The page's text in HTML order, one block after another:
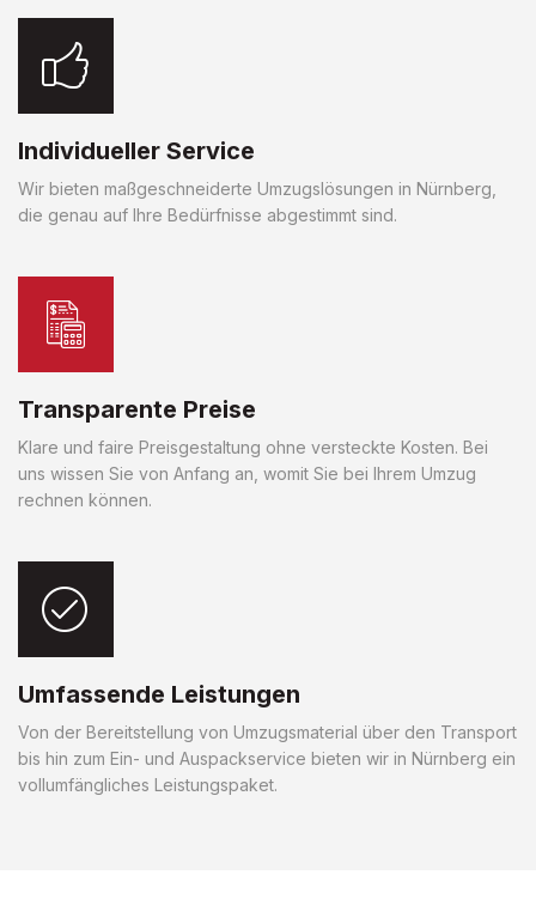
Individueller Service
Wir bieten maßgeschneiderte Umzugslösungen in Nürnberg,
die genau auf Ihre Bedürfnisse abgestimmt sind.
Transparente Preise
Klare und faire Preisgestaltung ohne versteckte Kosten. Bei
uns wissen Sie von Anfang an, womit Sie bei Ihrem Umzug
rechnen können.
Umfassende Leistungen
Von der Bereitstellung von Umzugsmaterial über den Transport
bis hin zum Ein- und Auspackservice bieten wir in Nürnberg ein
vollumfängliches Leistungspaket.